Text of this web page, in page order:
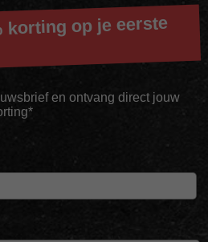
op je eerste
en ontvang direct jouw